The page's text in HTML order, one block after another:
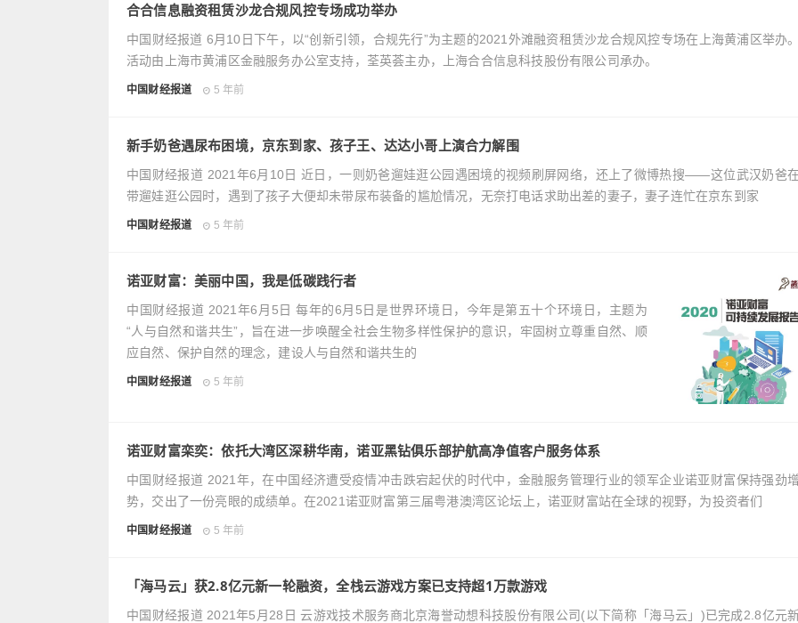
合合信息融资租赁沙龙合规风控专场成功举办
中国财经报道 6月10日下午，以“创新引领，合规先行”为主题的2021外滩融资租赁沙龙合规风控专场在上海黄浦区举办
活动由上海市黄浦区金融服务办公室支持，荃英荟主办，上海合合信息科技股份有限公司承办。
中国财经报道 5 年前
新手奶爸遇尿布困境，京东到家、孩子王、达达小哥上演合力解围
中国财经报道 2021年6月10日 近日，一则奶爸遛娃逛公园遇困境的视频刷屏网络，还上了微博热搜——这位武汉奶爸
带遛娃逛公园时，遇到了孩子大便却未带尿布装备的尴尬情况，无奈打电话求助出差的妻子，妻子连忙在京东到家
中国财经报道 5 年前
诺亚财富：美丽中国，我是低碳践行者
中国财经报道 2021年6月5日 每年的6月5日是世界环境日，今年是第五十个环境日，主题为
“人与自然和谐共生”，旨在进一步唤醒全社会生物多样性保护的意识，牢固树立尊重自然、顺
应自然、保护自然的理念，建设人与自然和谐共生的
中国财经报道 5 年前
诺亚财富栾奕：依托大湾区深耕华南，诺亚黑钻俱乐部护航高净值客户服务体系
中国财经报道 2021年，在中国经济遭受疫情冲击跌宕起伏的时代中，金融服务管理行业的领军企业诺亚财富保持强劲
势，交出了一份亮眼的成绩单。在2021诺亚财富第三届粤港澳湾区论坛上，诺亚财富站在全球的视野，为投资者们
中国财经报道 5 年前
「海马云」获2.8亿元新一轮融资，全栈云游戏方案已支持超1万款游戏
中国财经报道 2021年5月28日 云游戏技术服务商北京海誉动想科技股份有限公司(以下简称「海马云」)已完成2.8亿元